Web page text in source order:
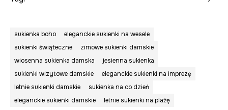
sukienka boho
eleganckie sukienki na wesele
sukienki świąteczne
zimowe sukienki damskie
wiosenna sukienka damska
jesienna sukienka
sukienki wizytowe damskie
eleganckie sukienki na imprezę
letnie sukienki damskie
sukienka na co dzień
eleganckie sukienki damskie
letnie sukienki na plażę